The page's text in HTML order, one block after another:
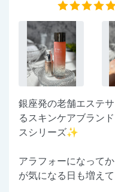
銀座発の老舗エステ
るスキンケアブラン
スシリーズ✨
アラフォーになって
が気になる日も増え